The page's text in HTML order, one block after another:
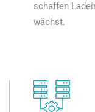
schaffen
wächst.